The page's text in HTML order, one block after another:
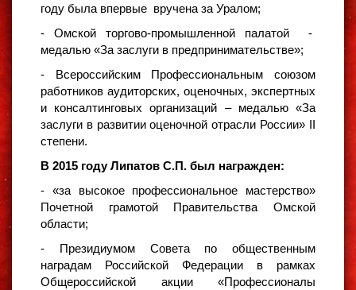
году была впервые вручена за Уралом;
- Омской торгово-промышленной палатой -
медалью «За заслуги в предпринимательстве»;
- Всероссийским Профессиональным союзом
работников аудиторских, оценочных, экспертных
и консалтинговых организаций – медалью «За
заслуги в развитии оценочной отрасли России» II
степени.
В 2015 году Липатов С.П. был награжден:
- «за высокое профессиональное мастерство»
Почетной грамотой Правительства Омской
области;
- Президиумом Совета по общественным
наградам Российской Федерации в рамках
Общероссийской акции «Профессионалы